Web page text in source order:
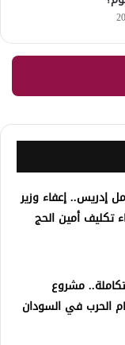
إدريس.. إعفاء وزير
تكليف أمين الحج
مشروع
الحرب في السودان